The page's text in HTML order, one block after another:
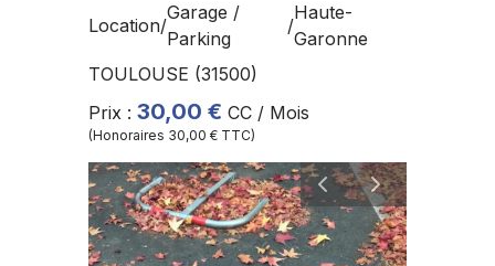
Location/
Garage /
Parking
/
Haute-
Garonne
TOULOUSE (31500)
Prix : 30,00 € CC / Mois
(Honoraires 30,00 € TTC)